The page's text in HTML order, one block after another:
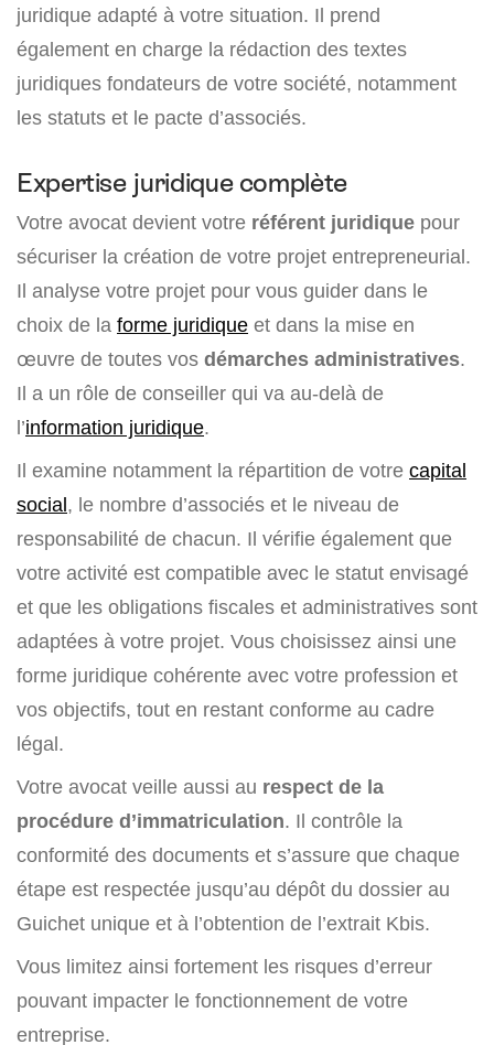
juridique adapté à votre situation. Il prend
également en charge la rédaction des textes
juridiques fondateurs de votre société, notamment
les statuts et le pacte d’associés.
Expertise juridique complète
Votre avocat devient votre référent juridique pour
sécuriser la création de votre projet entrepreneurial.
Il analyse votre projet pour vous guider dans le
choix de la forme juridique et dans la mise en
œuvre de toutes vos démarches administratives.
Il a un rôle de conseiller qui va au-delà de
l’information juridique.
Il examine notamment la répartition de votre capital
social, le nombre d’associés et le niveau de
responsabilité de chacun. Il vérifie également que
votre activité est compatible avec le statut envisagé
et que les obligations fiscales et administratives sont
adaptées à votre projet. Vous choisissez ainsi une
forme juridique cohérente avec votre profession et
vos objectifs, tout en restant conforme au cadre
légal.
Votre avocat veille aussi au respect de la
procédure d’immatriculation. Il contrôle la
conformité des documents et s’assure que chaque
étape est respectée jusqu’au dépôt du dossier au
Guichet unique et à l’obtention de l’extrait Kbis.
Vous limitez ainsi fortement les risques d’erreur
pouvant impacter le fonctionnement de votre
entreprise.